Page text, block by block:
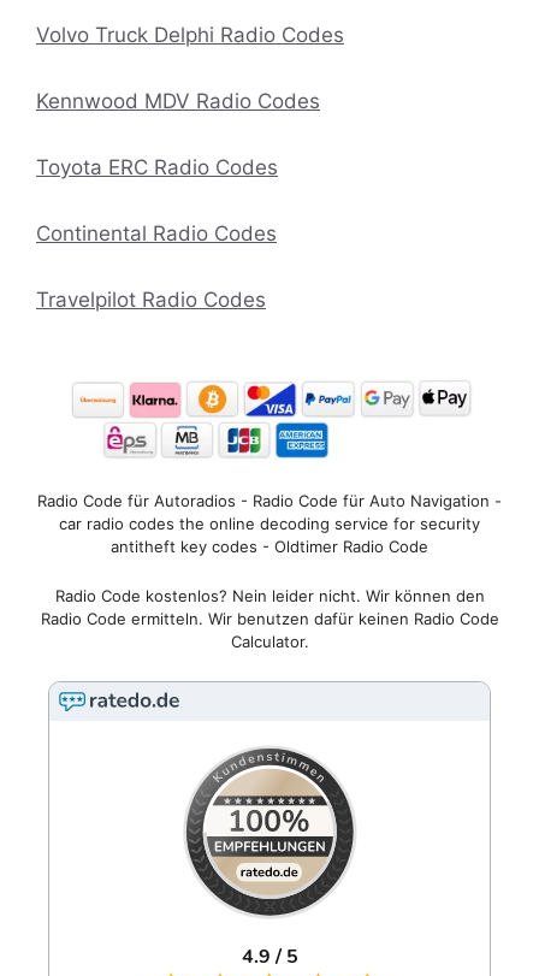
Volvo Truck Delphi Radio Codes
Kennwood MDV Radio Codes
Toyota ERC Radio Codes
Continental Radio Codes
Travelpilot Radio Codes
Radio Code für Autoradios - Radio Code für Auto Navigation -
car radio codes the online decoding service for security
antitheft key codes - Oldtimer Radio Code
Radio Code kostenlos? Nein leider nicht. Wir können den
Radio Code ermitteln. Wir benutzen dafür keinen Radio Code
Calculator.
4.9 / 5